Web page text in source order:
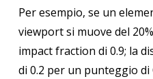
Per esempio, se un
viewport si muove del
impact fraction di 0.9; la
di 0.2 per un punteggio di